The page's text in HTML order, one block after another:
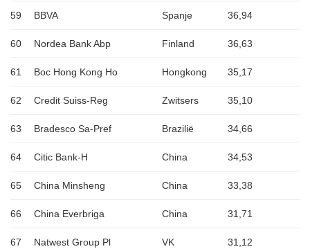
59 BBVA Spanje 36,94
60 Nordea Bank Abp Finland 36,63
61 Boc Hong Kong Ho Hongkong 35,17
62 Credit Suiss-Reg Zwitsers 35,10
63 Bradesco Sa-Pref Brazilië 34,66
64 Citic Bank-H China 34,53
65 China Minsheng China 33,38
66 China Everbriga China 31,71
67 Natwest Group Pl VK 31,12